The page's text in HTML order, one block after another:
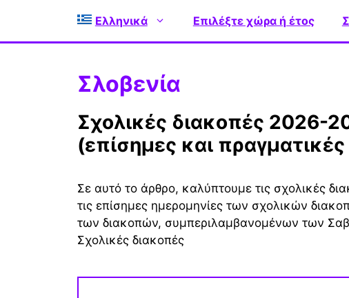
περιεχόμενο
Ελληνικά Επιλέξτε χώρα ή έτος
Σλοβενία
Σχολικές διακοπές 2026-2027 στη Σλοβενία ​​
(επίσημες και
Σε αυτό το άρθρο, καλύπτουμε τις σχολικές
τις επίσημες ημερομηνίες των σχολικών
των διακοπών, συμπεριλαμβανομένων των
Σχολικές διακοπές